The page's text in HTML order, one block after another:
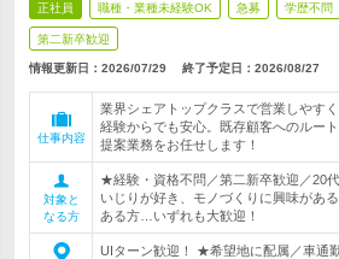
正社員 職種・業種未経験OK 急募 学歴不問
第二新卒歓迎
情報更新日：2026/07/29 終了予定日： 2026/08/27
仕事内容
業界シェアトップクラスで営業しやす
経験からでも安心。既存顧客へのルー
提案業務をお任せします！
対象と
なる方
★経験・資格不問／第二新卒歓迎／20
いじりが好き、モノづくりに興味があ
ある方…いずれも大歓迎！
UIターン歓迎！ ★希望地に配属／車通